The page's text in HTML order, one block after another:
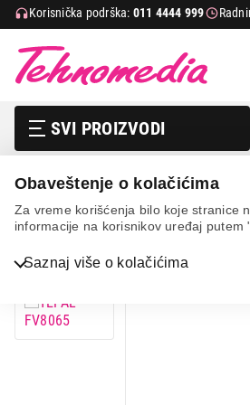
Obaveštenje o kolačićima
Za vreme korišćenja bilo koje stranice
informacije na korisnikov uređaj putem
Saznaj više o kolačićima
Korisnička podrška: 011 4444 999
SVI PROIZVODI
Bela tehnika
IT & Gaming
Mali kućni aparati Pegle